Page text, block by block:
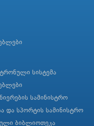
სისტემა
სამინისტრო
და სპორტის სამინისტრო
ბიბლიოთეკა